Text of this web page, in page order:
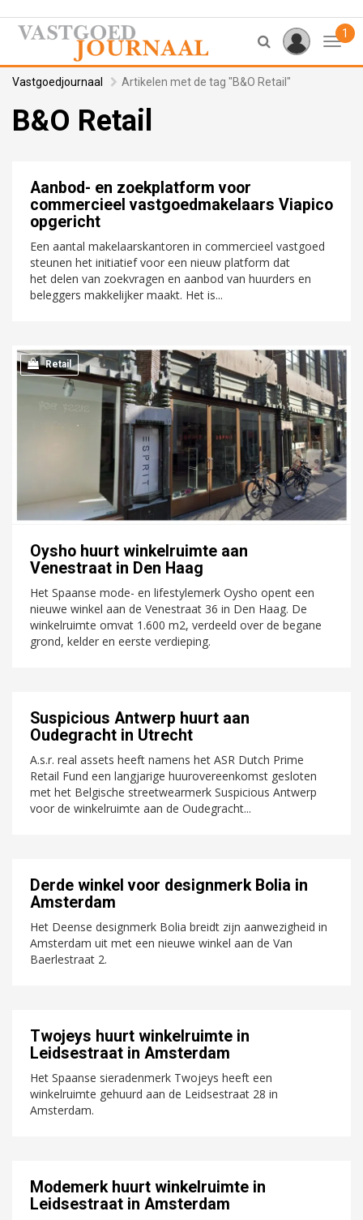
1
Vastgoedjournaal Artikelen met de tag "B&O Retail"
B&O Retail
Aanbod- en zoekplatform voor
commercieel vastgoedmakelaars Viapico
opgericht
Een aantal makelaarskantoren in commercieel vastgoed
steunen het initiatief voor een nieuw platform dat
het delen van zoekvragen en aanbod van huurders en
beleggers makkelijker maakt. Het is...
Retail
Oysho huurt winkelruimte aan
Venestraat in Den Haag
Het Spaanse mode- en lifestylemerk Oysho opent een
nieuwe winkel aan de Venestraat 36 in Den Haag. De
winkelruimte omvat 1.600 m2, verdeeld over de begane
grond, kelder en eerste verdieping.
Suspicious Antwerp huurt aan
Oudegracht in Utrecht
A.s.r. real assets heeft namens het ASR Dutch Prime
Retail Fund een langjarige huurovereenkomst gesloten
met het Belgische streetwearmerk Suspicious Antwerp
voor de winkelruimte aan de Oudegracht...
Derde winkel voor designmerk Bolia in
Amsterdam
Het Deense designmerk Bolia breidt zijn aanwezigheid in
Amsterdam uit met een nieuwe winkel aan de Van
Baerlestraat 2.
Twojeys huurt winkelruimte in
Leidsestraat in Amsterdam
Het Spaanse sieradenmerk Twojeys heeft een
winkelruimte gehuurd aan de Leidsestraat 28 in
Amsterdam.
Modemerk huurt winkelruimte in
Leidsestraat in Amsterdam